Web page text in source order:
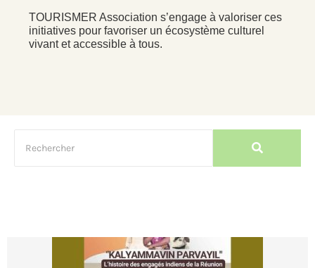
TOURISMER Association s’engage à valoriser ces
initiatives pour favoriser un écosystème culturel
vivant et accessible à tous.